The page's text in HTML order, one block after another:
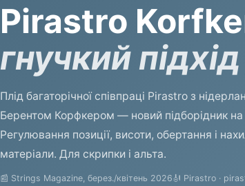
Pirastro
гнучкий
Плід багаторічної співпраці Pirastro з
Берентом Корфкером — новий підборідник
Регулювання позиції, висоти, обертання і
матеріали. Для скрипки і альта.
📰 Strings Magazine, берез./квітень 2026🎻 Pirastro ·